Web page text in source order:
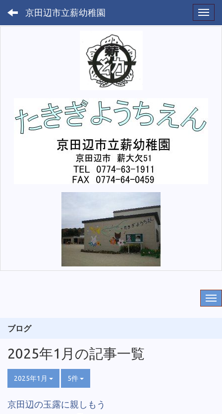
京田辺市立薪幼稚園
ブログ
2025年1月の記事一覧
2025年1月 5件
京田辺の玉露に親しもう